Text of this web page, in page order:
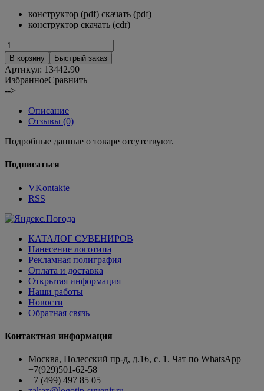
конструктор (pdf) скачать (pdf)
конструктор скачать (cdr)
В корзину Быстрый заказ
Артикул: 13442.90
ИзбранноеСравнить
-->
Описание
Отзывы (0)
Подробные данные о товаре отсутствуют.
Подписаться
VKontakte
RSS
КАТАЛОГ СУВЕНИРОВ
Нанесение логотипа
Рекламная полиграфия
Оплата и доставка
Открытая информация
Наши работы
Новости
Обратная связь
Контактная информация
Москва, Полесский пр-д, д.16, с. 1. Чат по WhatsApp
+7(929)501-62-58
+7 (499) 497 85 05